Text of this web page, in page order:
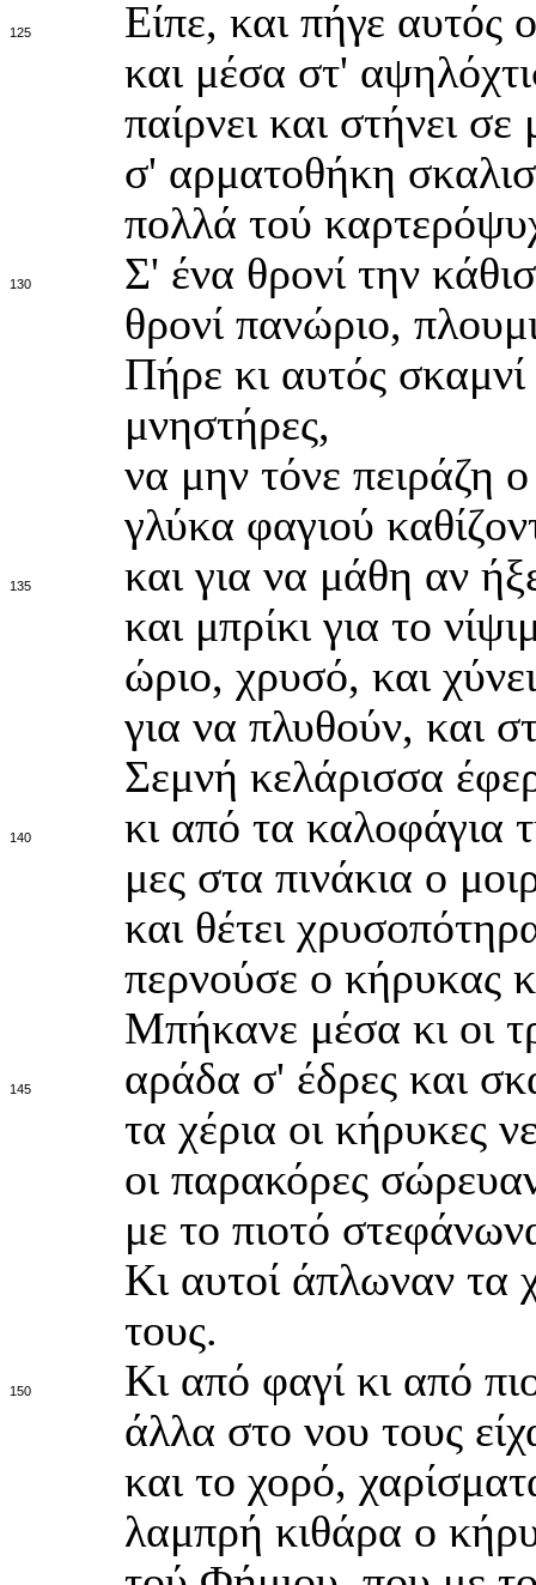
125
Είπε, και πήγε
και μέσα στ'
παίρνει και στήνει
σ' αρματοθήκη
πολλά τού
130
Σ' ένα θρονί την
θρονί πανώριο,
Πήρε κι αυτός
μνηστήρες,
να μην τόνε πειράζη
γλύκα φαγιού
135
και για να μάθη αν
και μπρίκι για το
ώριο, χρυσό, και
για να πλυθούν, και
Σεμνή κελάρισσα
140
κι από τα καλοφάγια
μες στα πινάκια ο
και θέτει
περνούσε ο κήρυκας
Μπήκανε μέσα κι οι
145
αράδα σ' έδρες και
τα χέρια οι κήρυκες
οι παρακόρες
με το πιοτό
Κι αυτοί άπλωναν τα
τους.
150
Κι από φαγί κι από
άλλα στο νου τους
και το χορό,
λαμπρή κιθάρα ο